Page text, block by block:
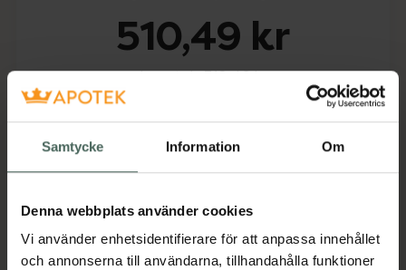
Samtycke Information Om
Denna webbplats använder cookies
Vi använder enhetsidentifierare för att anpassa innehållet
och annonserna till användarna, tillhandahålla funktioner
510,49 kr
I apotek:510,49 kr
Köp via ditt recept
Beskrivning Dölj